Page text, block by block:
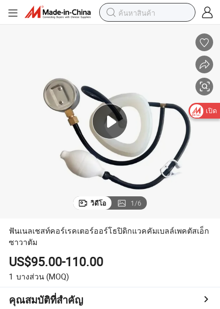
วิดีโอ 1/6
ฟันเนลเชสท์คอร์เรคเตอร์ออร์โธปิดิกแวคคัมเบลล์เพคตัสเอ็ก
ซาวาตัม
US$95.00-110.00
1 บางส่วน (MOQ)
คุณสมบัติที่สำคัญ
เปิด